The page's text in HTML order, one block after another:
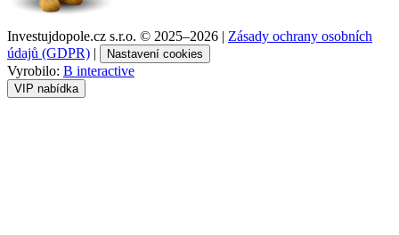
Investujdopole.cz s.r.o. © 2025–2026 | Zásady ochrany osobních
údajů (GDPR) | Nastavení cookies
Vyrobilo: B interactive
VIP nabídka